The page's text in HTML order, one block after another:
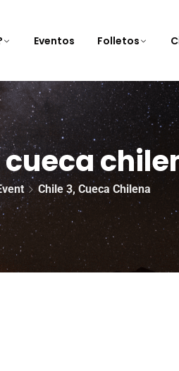
Eventos Folletos
cueca
Chile 3, Cueca Chilena